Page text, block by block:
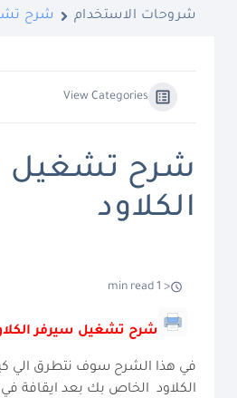
شروحات الاستخدام
شرح
View Categories
شرح تشغيل
الكلاود
< 1 min read
شرح تشغيل سيرفر الكلاود
في هذا الشرح سوف نتطرق الي
الكلاود الخاص بك بعد ايقافة في